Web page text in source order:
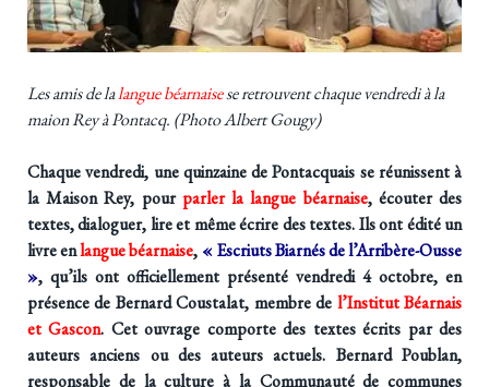
Les amis de lalangue béarnaisese retrouvent chaque vendredi à la
maion Rey à Pontacq. (Photo Albert Gougy)
Chaque vendredi, une quinzaine de Pontacquais se réunissent à
la Maison Rey, pourparler la langue béarnaise, écouter des
textes, dialoguer, lire et même écrire des textes. Ils ont édité un
livre enlangue béarnaise, « Escriuts Biarnés de l’Arribère-Ousse
», qu’ils ont officiellement présenté vendredi 4 octobre, en
présence de Bernard Coustalat, membre de l’Institut Béarnais
et Gascon. Cet ouvrage comporte des textes écrits par des
auteurs anciens ou des auteurs actuels. Bernard Poublan,
responsable de la culture à la Communauté de communes